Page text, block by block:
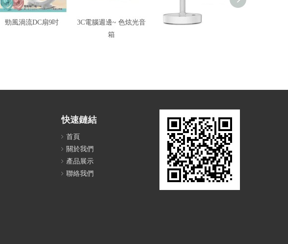
勁風渦流DC扇9吋
3C電腦週邊~ 色炫光音
箱
風扇
快速鏈結
首頁
關於我們
產品展示
聯絡我們